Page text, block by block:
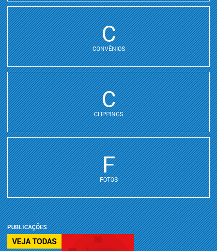
C
CONVÊNIOS
C
CLIPPINGS
F
FOTOS
PUBLICAÇÕES
VEJA TODAS